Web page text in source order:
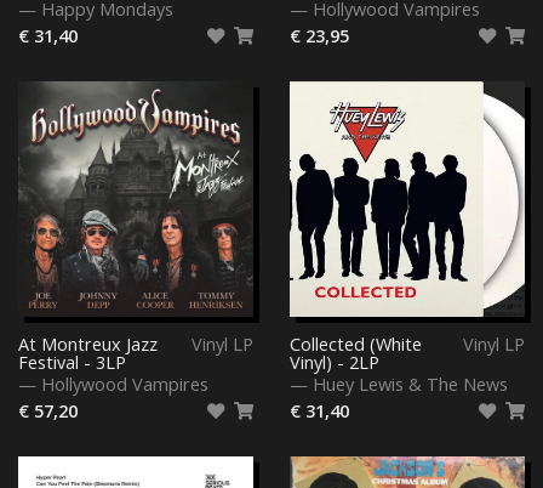
— Happy Mondays
€ 31,40
— Hollywood Vampires
€ 23,95
Vinyl LP
At Montreux Jazz
Festival - 3LP
— Hollywood Vampires
€ 57,20
Vinyl LP
Collected (White
Vinyl) - 2LP
— Huey Lewis & The News
€ 31,40